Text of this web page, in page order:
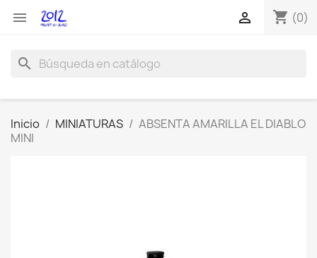
 shopping_cart (0)

search
Inicio MINIATURAS
ABSENTA AMARILLA EL DIABLO
MINI